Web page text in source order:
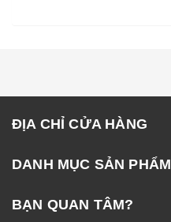
ĐỊA CHỈ CỬA HÀNG
DANH MỤC SẢN PHẨM
BẠN QUAN TÂM?